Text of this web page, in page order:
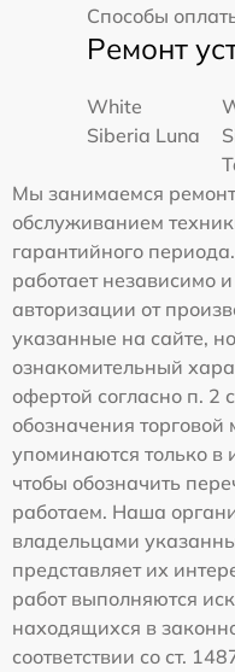
Способы
Ремонт
White
Siberia Luna
Мы занимаемся
обслуживанием
гарантийного
работает независимо
авторизации от
указанные на сайте,
ознакомительный
офертой согласно п. 2
обозначения
упоминаются только
чтобы обозначить
работаем. Наша
владельцами
представляет их
работ выполняются
находящихся в
соответствии со ст.